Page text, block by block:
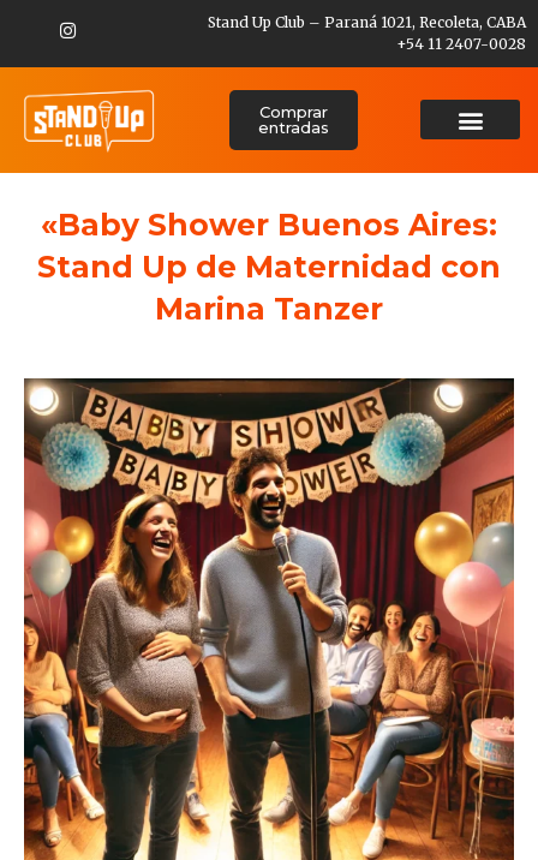
Stand Up Club – Paraná 1021, Recoleta, CABA
+54 11 2407-0028
Comprar
entradas
«Baby Shower Buenos Aires:
Stand Up de Maternidad con
Marina Tanzer